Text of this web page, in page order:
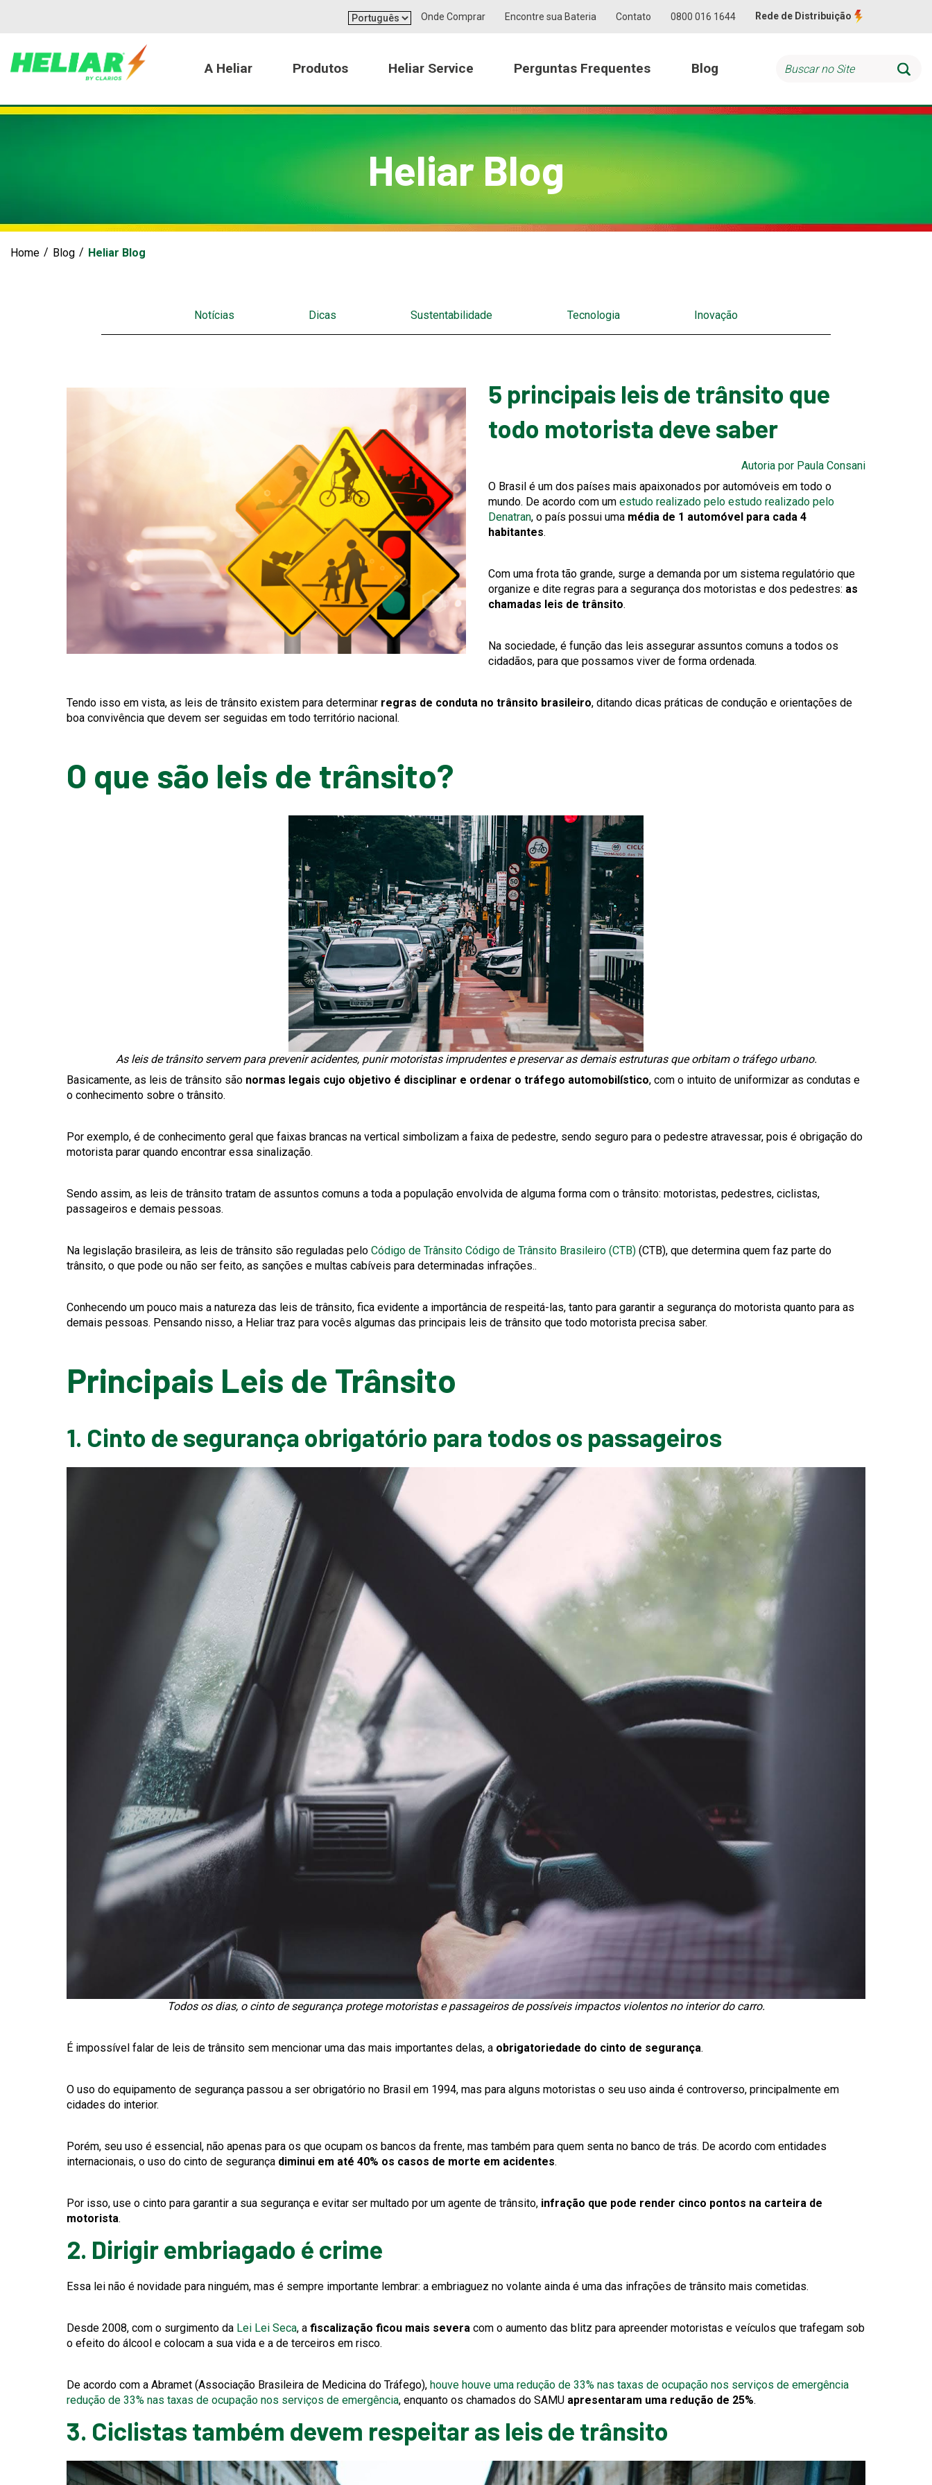
Languages
Onde Comprar Encontre sua Bateria Contato 0800 016 1644 Rede de Distribuição
A Heliar
Tecnologia Sustentabilidade Certificações Clarios
Produtos
Baterias Motocicletas Baterias Frota
Heliar Service Perguntas Frequentes Blog
Dicas Sustentabilidade Tecnologia Inovação
Heliar Blog
Home Blog Heliar Blog
Notícias Dicas Sustentabilidade Tecnologia Inovação
5 principais leis de trânsito que
todo motorista deve saber
This
link
will
trigger
Autoria por Paula ConsaniThis
O Brasil é um dos países mais apaixonados por automóveis em todo o
mundo. De acordo com um estudo realizado pelo This
link
popup
message.
estudo realizado pelo
DenatranThis
link
a
popup
message.
, o país possui uma média de 1 automóvel para cada 4
habitantes.
Com uma frota tão grande, surge a demanda por um sistema regulatório que
organize e dite regras para a segurança dos motoristas e dos pedestres: as
chamadas leis de trânsito.
Na sociedade, é função das leis assegurar assuntos comuns a todos os
cidadãos, para que possamos viver de forma ordenada.
Tendo isso em vista, as leis de trânsito existem para determinar regras de conduta no trânsito brasileiro, ditando dicas práticas de condução e orientações de
boa convivência que devem ser seguidas em todo território nacional.
O que são leis de trânsito?
As leis de trânsito servem para prevenir acidentes, punir motoristas imprudentes e preservar as demais estruturas que orbitam o tráfego urbano.
Basicamente, as leis de trânsito são normas legais cujo objetivo é disciplinar e ordenar o tráfego automobilístico, com o intuito de uniformizar as condutas e
o conhecimento sobre o trânsito.
Por exemplo, é de conhecimento geral que faixas brancas na vertical simbolizam a faixa de pedestre, sendo seguro para o pedestre atravessar, pois é obrigação do
motorista parar quando encontrar essa sinalização.
Sendo assim, as leis de trânsito tratam de assuntos comuns a toda a população envolvida de alguma forma com o trânsito: motoristas, pedestres, ciclistas,
passageiros e demais pessoas.
Na legislação brasileira, as leis de trânsito são reguladas pelo Código de Trânsito This
link
a
popup
Código de Trânsito Brasileiro (CTB)This
a
popup
(CTB), que determina quem faz parte do
trânsito, o que pode ou não ser feito, as sanções e multas cabíveis para determinadas infrações..
Conhecendo um pouco mais a natureza das leis de trânsito, fica evidente a importância de respeitá-las, tanto para garantir a segurança do motorista quanto para as
demais pessoas. Pensando nisso, a Heliar traz para vocês algumas das principais leis de trânsito que todo motorista precisa saber.
Principais Leis de Trânsito
1. Cinto de segurança obrigatório para todos os passageiros
Todos os dias, o cinto de segurança protege motoristas e passageiros de possíveis impactos violentos no interior do carro.
É impossível falar de leis de trânsito sem mencionar uma das mais importantes delas, a obrigatoriedade do cinto de segurança.
O uso do equipamento de segurança passou a ser obrigatório no Brasil em 1994, mas para alguns motoristas o seu uso ainda é controverso, principalmente em
cidades do interior.
Porém, seu uso é essencial, não apenas para os que ocupam os bancos da frente, mas também para quem senta no banco de trás. De acordo com entidades
internacionais, o uso do cinto de segurança diminui em até 40% os casos de morte em acidentes.
Por isso, use o cinto para garantir a sua segurança e evitar ser multado por um agente de trânsito, infração que pode render cinco pontos na carteira de
motorista.
2. Dirigir embriagado é crime
Essa lei não é novidade para ninguém, mas é sempre importante lembrar: a embriaguez no volante ainda é uma das infrações de trânsito mais cometidas.
Desde 2008, com o surgimento da Lei This
link
a
popup
Lei SecaThis
link
a
popup
, a fiscalização ficou mais severa com o aumento das blitz para apreender motoristas e veículos que trafegam sob
o efeito do álcool e colocam a sua vida e a de terceiros em risco.
De acordo com a Abramet (Associação Brasileira de Medicina do Tráfego), houve This
link
trigger
popup
message.
houve uma redução de 33% nas taxas de ocupação nos serviços de emergênciaThis
popup
message.
redução de 33% nas taxas de ocupação nos serviços de emergênciaThis
will
trigger
, enquanto os chamados do SAMU apresentaram uma redução de 25%.
3. Ciclistas também devem respeitar as leis de trânsito